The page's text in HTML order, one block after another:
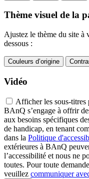
Thème visuel de la
Ajustez le thème du site à
dessous :
Couleurs d’origine
Vidéo
Afficher les sous-titres
BAnQ s’engage à offrir
aux besoins spécifiques
de handicap, en tenant
dans la Politique
extérieures à BAnQ
l’accessibilité et nous ne
toutes. Pour toute
veuillez communiquer